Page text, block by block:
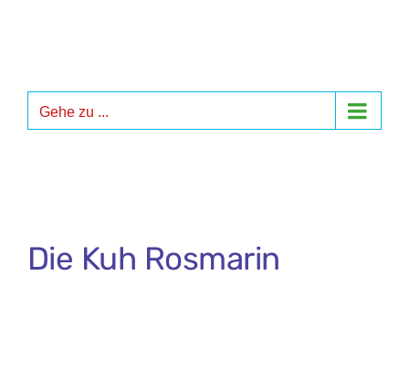
Gehe zu ...
Die Kuh Rosmarin